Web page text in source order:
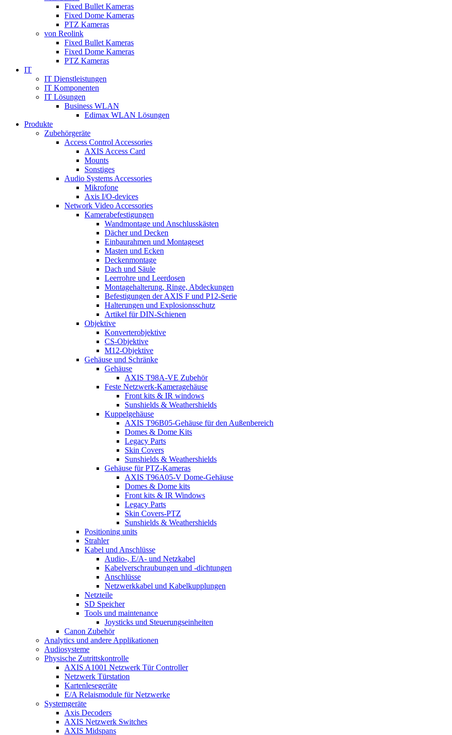
Fixed Bullet Kameras
Fixed Dome Kameras
PTZ Kameras
von Reolink
Fixed Bullet Kameras
Fixed Dome Kameras
PTZ Kameras
IT
IT Dienstleistungen
IT Komponenten
IT Lösungen
Business WLAN
Edimax WLAN Lösungen
Produkte
Zubehörgeräte
Access Control Accessories
AXIS Access Card
Mounts
Sonstiges
Audio Systems Accessories
Mikrofone
Axis I/O-devices
Network Video Accessories
Kamerabefestigungen
Wandmontage und Anschlusskästen
Dächer und Decken
Einbaurahmen und Montageset
Masten und Ecken
Deckenmontage
Dach und Säule
Leerrohre und Leerdosen
Montagehalterung, Ringe, Abdeckungen
Befestigungen der AXIS F und P12-Serie
Halterungen und Explosionsschutz
Artikel für DIN-Schienen
Objektive
Konverterobjektive
CS-Objektive
M12-Objektive
Gehäuse und Schränke
Gehäuse
AXIS T98A-VE Zubehör
Feste Netzwerk-Kameragehäuse
Front kits & IR windows
Sunshields & Weathershields
Kuppelgehäuse
AXIS T96B05-Gehäuse für den Außenbereich
Domes & Dome Kits
Legacy Parts
Skin Covers
Sunshields & Weathershields
Gehäuse für PTZ-Kameras
AXIS T96A05-V Dome-Gehäuse
Domes & Dome kits
Front kits & IR Windows
Legacy Parts
Skin Covers-PTZ
Sunshields & Weathershields
Positioning units
Strahler
Kabel und Anschlüsse
Audio-, E/A- und Netzkabel
Kabelverschraubungen und -dichtungen
Anschlüsse
Netzwerkkabel und Kabelkupplungen
Netzteile
SD Speicher
Tools und maintenance
Joysticks und Steuerungseinheiten
Canon Zubehör
Analytics und andere Applikationen
Audiosysteme
Physische Zutrittskontrolle
AXIS A1001 Netzwerk Tür Controller
Netzwerk Türstation
Kartenlesegeräte
E/A Relaismodule für Netzwerke
Systemgeräte
Axis Decoders
AXIS Netzwerk Switches
AXIS Midspans